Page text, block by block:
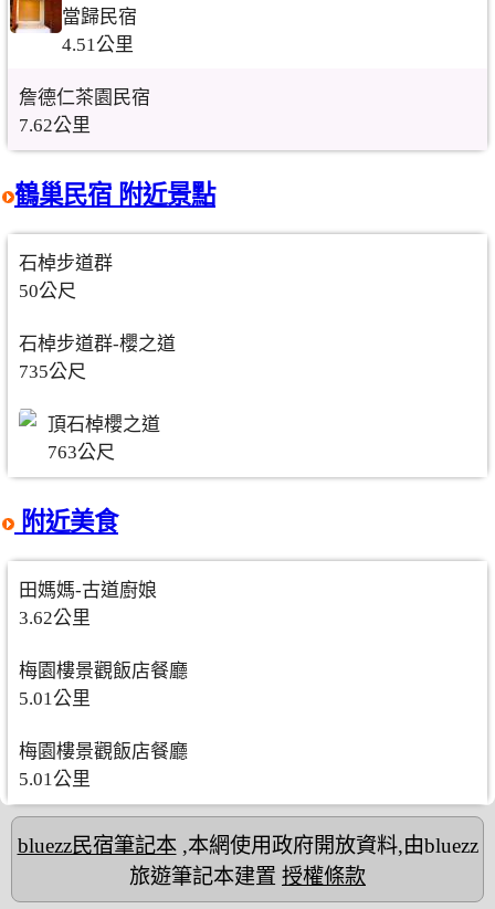
當歸民宿
4.51公里
詹德仁茶園民宿
7.62公里
鶴巢民宿 附近景點
石棹步道群
50公尺
石棹步道群-櫻之道
735公尺
頂石棹櫻之道
763公尺
附近美食
田媽媽-古道廚娘
3.62公里
梅園樓景觀飯店餐廳
5.01公里
梅園樓景觀飯店餐廳
5.01公里
bluezz民宿筆記本,本網使用政府開放資料,由bluezz
旅遊筆記本建置 授權條款